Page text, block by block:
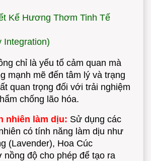
Kế Hương Thơm Tinh Tế
Integration)
chỉ là yếu tố cảm quan mà
mạnh mẽ đến tâm lý và trạng
quan trọng đối với trải nghiệm
chống lão hóa.
nhiên làm dịu: Sử dụng các
có tính năng làm dịu như
(Lavender), Hoa Cúc
nồng độ cho phép để tạo ra